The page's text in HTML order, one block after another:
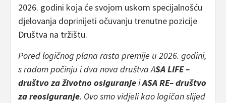
2026. godini koja će svojom uskom specijalnošću
djelovanja doprinijeti očuvanju trenutne pozicije
Društva na tržištu.
Pored logičnog plana rasta premije u 2026. godini,
s radom počinju i dva nova društva ASA LIFE –
društvo za životno osiguranjeiASA RE– društvo
za reosiguranje. Ovo smo vidjeli kao logičan slijed